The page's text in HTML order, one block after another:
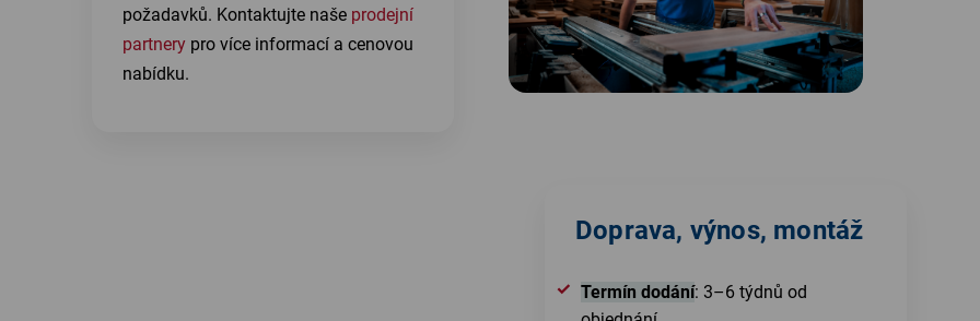
požadavků. Kontaktujte naše prodejní
partnery pro více informací a cenovou
nabídku.
Doprava, výnos, montáž
Termín dodání: 3–6 týdnů od